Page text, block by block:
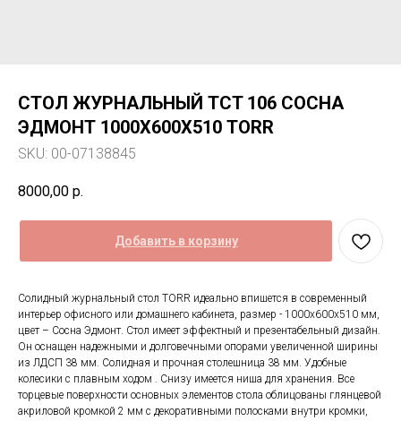
СТОЛ ЖУРНАЛЬНЫЙ TCT 106 СОСНА
ЭДМОНТ 1000Х600Х510 TORR
SKU: 00-07138845
8000,00 р.
Добавить в корзину
Солидный журнальный стол TORR идеально впишется в современный
интерьер офисного или домашнего кабинета, размер - 1000х600х510 мм,
цвет – Сосна Эдмонт. Стол имеет эффектный и презентабельный дизайн.
Он оснащен надежными и долговечными опорами увеличенной ширины
из ЛДСП 38 мм. Солидная и прочная столешница 38 мм. Удобные
колесики с плавным ходом . Снизу имеется ниша для хранения. Все
торцевые поверхности основных элементов стола облицованы глянцевой
акриловой кромкой 2 мм с декоративными полосками внутри кромки,